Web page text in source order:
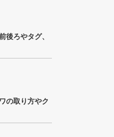
後ろやタグ、
の取り方やク